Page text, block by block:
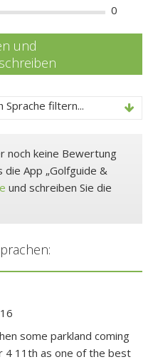
0
und
Sprache filtern...
noch keine Bewertung
App „Golfguide &
und schreiben Sie die
some parkland coming
4 11th as one of the best